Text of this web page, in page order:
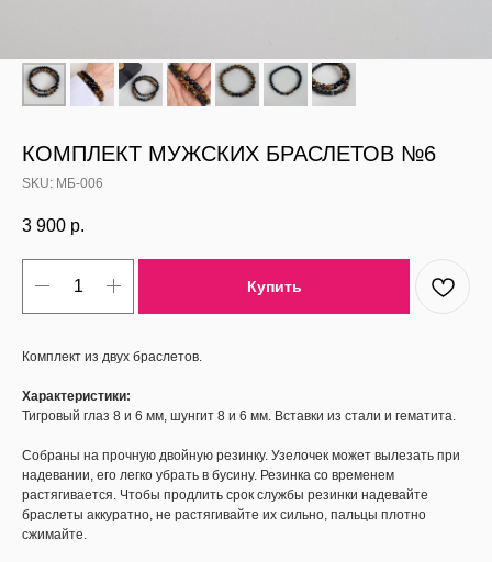
КОМПЛЕКТ МУЖСКИХ БРАСЛЕТОВ №6
SKU: МБ-006
3 900 р.
Купить
Комплект из двух браслетов.
Характеристики:
Тигровый глаз 8 и 6 мм, шунгит 8 и 6 мм. Вставки из стали и гематита.
Собраны на прочную двойную резинку. Узелочек может вылезать при
надевании, его легко убрать в бусину. Резинка со временем
растягивается. Чтобы продлить срок службы резинки надевайте
браслеты аккуратно, не растягивайте их сильно, пальцы плотно
сжимайте.